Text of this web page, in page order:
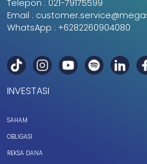
Telepon : 021-79175599
Email :
WhatsApp : +6282260904080
INVESTASI
SAHAM
OBLIGASI
REKSA DANA